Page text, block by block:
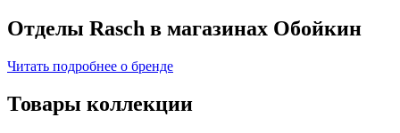
Отделы Rasch в магазинах Обойкин
Читать подробнее о бренде
Товары коллекции